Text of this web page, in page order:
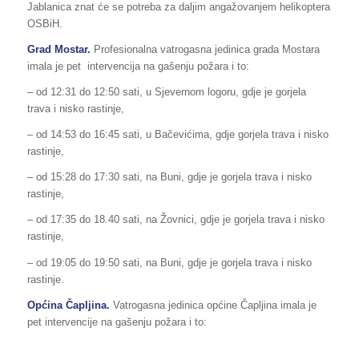
Jablanica znat će se potreba za daljim angažovanjem helikoptera
OSBiH.
Grad Mostar. Profesionalna vatrogasna jedinica grada Mostara
imala je pet intervencija na gašenju požara i to:
– od 12:31 do 12:50 sati, u Sjevernom logoru, gdje je gorjela
trava i nisko rastinje,
– od 14:53 do 16:45 sati, u Bačevićima, gdje gorjela trava i nisko
rastinje,
– od 15:28 do 17:30 sati, na Buni, gdje je gorjela trava i nisko
rastinje,
– od 17:35 do 18.40 sati, na Žovnici, gdje je gorjela trava i nisko
rastinje,
– od 19:05 do 19:50 sati, na Buni, gdje je gorjela trava i nisko
rastinje.
Općina Čapljina. Vatrogasna jedinica općine Čapljina imala je
pet intervencije na gašenju požara i to: